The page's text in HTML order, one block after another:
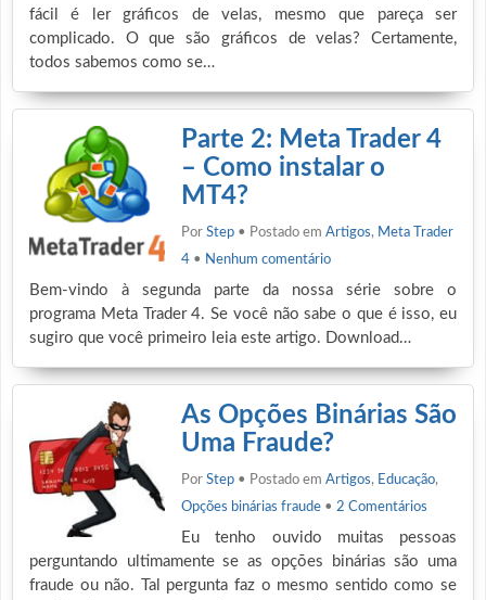
fácil é ler gráficos de velas, mesmo que pareça ser
complicado. O que são gráficos de velas? Certamente,
todos sabemos como se…
Parte 2: Meta Trader 4
– Como instalar o
MT4?
Por Step • Postado em Artigos, Meta Trader
4 • Nenhum comentário
Bem-vindo à segunda parte da nossa série sobre o
programa Meta Trader 4. Se você não sabe o que é isso, eu
sugiro que você primeiro leia este artigo. Download…
As Opções Binárias São
Uma Fraude?
Por Step • Postado em Artigos, Educação,
Opções binárias fraude • 2 Comentários
Eu tenho ouvido muitas pessoas
perguntando ultimamente se as opções binárias são uma
fraude ou não. Tal pergunta faz o mesmo sentido como se